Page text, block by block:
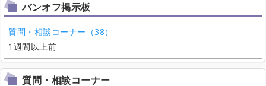
バンオフ掲示板
質問・相談コーナー（38）
1週間以上前
質問・相談コーナー